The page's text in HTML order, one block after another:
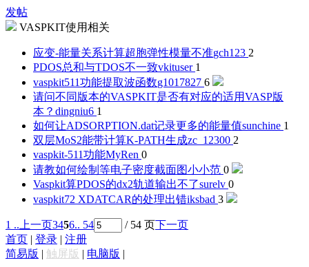
发帖
VASPKIT使用相关
应变-能量关系计算超胞弹性模量不准gch123 2
PDOS总和与TDOS不一致vkituser 1
vaspkit511功能提取波函数g1017827 6
请问不同版本的VASPKIT是否有对应的适用VASP版
本？ dingniu6 1
如何让ADSORPTION.dat记录更多的能量值sunchine 1
双层MoS2能带计算K-PATH生成zc_12300 2
vaspkit-511功能MyRen 0
请教如何绘制等电子密度截面图小小范 0
Vaspkit算PDOS的dx2轨道输出不了surelv 0
vaspkit72 XDATCAR的处理出错iksbad 3
1 .. 上一页3456.. 54 / 54 页下一页
首页 | 登录 | 注册
简易版 | 触屏版 | 电脑版 |